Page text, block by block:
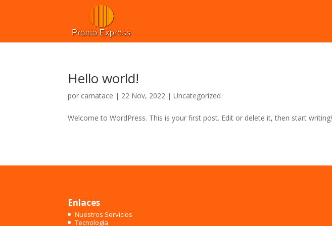
Hello world!
por camatace | 22 Nov, 2022 |Uncategorized
Welcome to WordPress. This is your first post. Edit or delete it, then start writing!
Enlaces
Nuestros Servicios
Tecnología